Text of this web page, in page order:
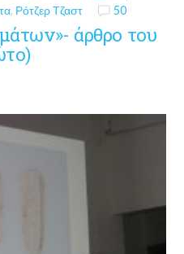
, Ρότζερ Τζαστ 50
άρθρο του